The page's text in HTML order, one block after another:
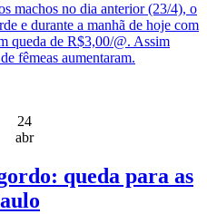
machos no dia anterior (23/4), o
e durante a manhã de hoje com
queda de R$3,00/@. Assim
fêmeas aumentaram.
24
abr
queda para as